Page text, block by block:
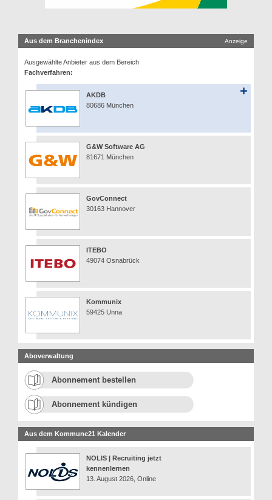
Aus dem Branchenindex Anzeige
Ausgewählte Anbieter aus dem Bereich
Fachverfahren:
AKDB
80686 München
G&W Software AG
81671 München
GovConnect
30163 Hannover
ITEBO
49074 Osnabrück
Kommunix
59425 Unna
Aboverwaltung
Abonnement bestellen
Abonnement kündigen
Aus dem Kommune21 Kalender
NOLIS | Recruiting jetzt
kennenlernen
13. August 2026, Online